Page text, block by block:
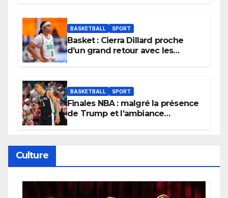
BASKETBALL SPORT
Basket : Cierra Dillard proche
d’un grand retour avec les
BASKETBALL SPORT
Finales NBA : malgré la présence
de Trump et l’ambiance
Culture